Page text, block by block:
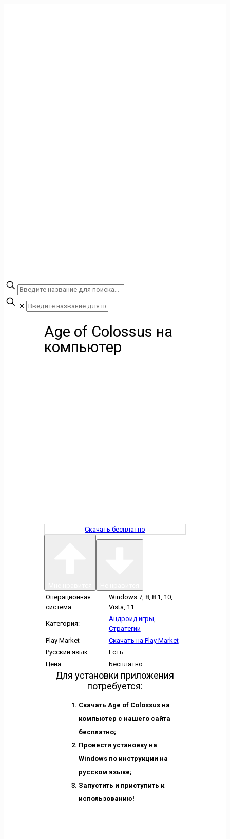
✕
Age of Colossus на
компьютер
Скачать бесплатно
Операционная
система:
Windows 7, 8, 8.1, 10,
Vista, 11
Категория:
Андроид игры,
Стратегии
Play Market
Скачать на Play Market
Русский язык:
Есть
Цена:
Бесплатно
Для установки приложения
потребуется:
Скачать Age of Colossus на
компьютер с нашего сайта
бесплатно;
Провести установку на
Windows по инструкции на
русском языке;
Запустить и приступить к
использованию!